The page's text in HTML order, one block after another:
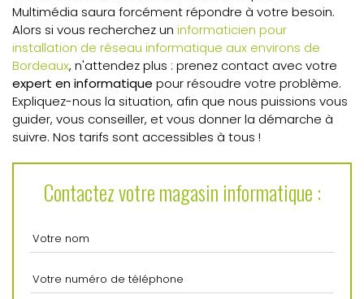
Multimédia saura forcément répondre à votre besoin.
Alors si vous recherchez un informaticien pour
installation de réseau informatique aux environs de
Bordeaux, n'attendez plus : prenez contact avec votre
expert en informatique pour résoudre votre problème.
Expliquez-nous la situation, afin que nous puissions vous
guider, vous conseiller, et vous donner la démarche à
suivre. Nos tarifs sont accessibles à tous !
Contactez votre magasin informatique :